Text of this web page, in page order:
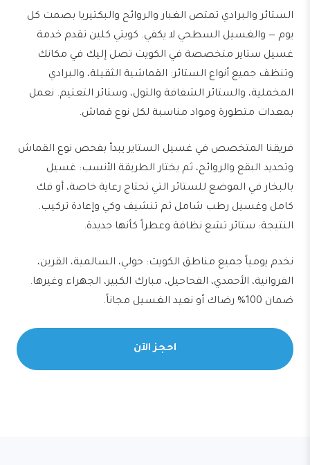
الستائر والبرادي تمتص الغبار والروائح والبكتيريا بصمت كل
يوم — والغسيل السطحي لا يكفي. كويتي كلين تقدم خدمة
غسيل ستاير متخصصة في الكويت تصل إليك في مكانك
وتنظف جميع أنواع الستائر: القماشية الثقيلة، والبرادي
المخملية، والستائر الشفافة والتول، وستائر التعتيم. نعمل
بمعدات متطورة ومواد مناسبة لكل نوع قماش.
فريقنا المتخصص في غسيل الستاير يبدأ بفحص نوع القماش
وتحديد البقع والروائح، ثم يختار الطريقة الأنسب: غسيل
بالبخار في الموضع للستائر التي تحتاج رعاية خاصة، أو فك
كامل وغسيل رطب شامل ثم تنشيف وكي وإعادة تركيب.
النتيجة: ستائر تشع نظافة وعطراً كأنها جديدة.
نخدم يومياً جميع مناطق الكويت: حولي، السالمية، القرين،
الفروانية، الأحمدي، الفحاحيل، مبارك الكبير، الجهراء وغيرها.
ضمان 100% رضاك أو نعيد الغسيل مجاناً.
احجز الآن